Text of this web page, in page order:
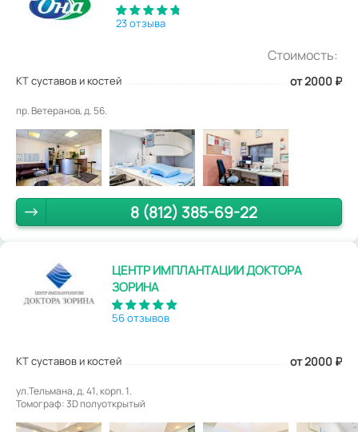
23 отзыва
Стоимость:
КТ суставов и костей от 2000 ₽
пр. Ветеранов, д. 56.
8 (812) 385-69-22
ЦЕНТР ИМПЛАНТАЦИИ ДОКТОРА
ЗОРИНА
56 отзывов
КТ суставов и костей от 2000 ₽
ул.Тельмана, д. 41, корп. 1.
Томограф: 3D полуоткрытый